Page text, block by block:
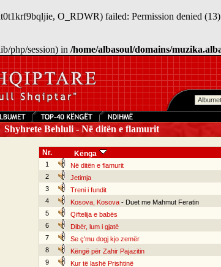
O_RDWR) failed: Permission denied
php/session) in /home/albasoul/domains/
Shyhrete Behluli - Në ditën e flamurit
Nr. Kënga
1 Në ditën e flamurit
2
Jetimja
3
Treni i fundit
4
Kosova, Kosova- Duet me Mahmut Feratin
5
Qiftelija e babës
6
Dibër, lum i gjatë
7
Se ç'mu dogj kjo zemër
8
Këngë për Zahir Pajazitin
9
Kur të lashë Prishtinë